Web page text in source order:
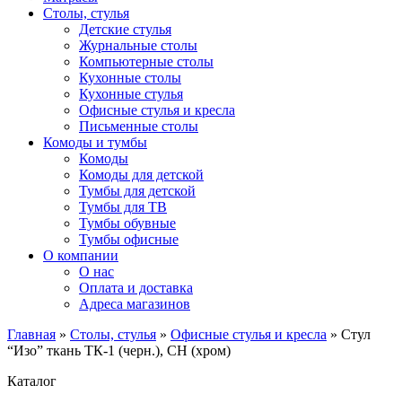
Столы, стулья
Детские стулья
Журнальные столы
Компьютерные столы
Кухонные столы
Кухонные стулья
Офисные стулья и кресла
Письменные столы
Комоды и тумбы
Комоды
Комоды для детской
Тумбы для детской
Тумбы для ТВ
Тумбы обувные
Тумбы офисные
О компании
О нас
Оплата и доставка
Адреса магазинов
Главная » Столы, стулья » Офисные стулья и кресла » Стул
“Изо” ткань ТК-1 (черн.), СН (хром)
Каталог